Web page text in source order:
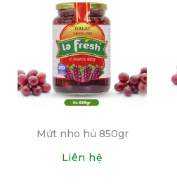
Mứt nho hủ 850gr
Liên hệ